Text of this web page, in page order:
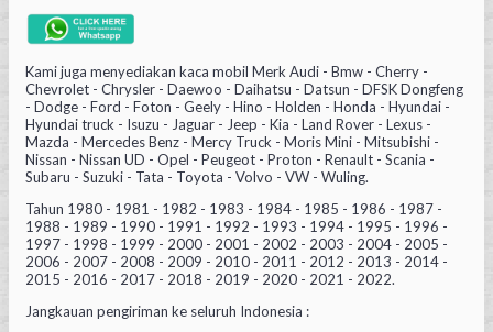
Kami juga menyediakan kaca mobil Merk Audi - Bmw - Cherry -
Chevrolet - Chrysler - Daewoo - Daihatsu - Datsun - DFSK Dongfeng
- Dodge - Ford - Foton - Geely - Hino - Holden - Honda - Hyundai -
Hyundai truck - Isuzu - Jaguar - Jeep - Kia - Land Rover - Lexus -
Mazda - Mercedes Benz - Mercy Truck - Moris Mini - Mitsubishi -
Nissan - Nissan UD - Opel - Peugeot - Proton - Renault - Scania -
Subaru - Suzuki - Tata - Toyota - Volvo - VW - Wuling.
Tahun 1980 - 1981 - 1982 - 1983 - 1984 - 1985 - 1986 - 1987 -
1988 - 1989 - 1990 - 1991 - 1992 - 1993 - 1994 - 1995 - 1996 -
1997 - 1998 - 1999 - 2000 - 2001 - 2002 - 2003 - 2004 - 2005 -
2006 - 2007 - 2008 - 2009 - 2010 - 2011 - 2012 - 2013 - 2014 -
2015 - 2016 - 2017 - 2018 - 2019 - 2020 - 2021 - 2022.
Jangkauan pengiriman ke seluruh Indonesia :